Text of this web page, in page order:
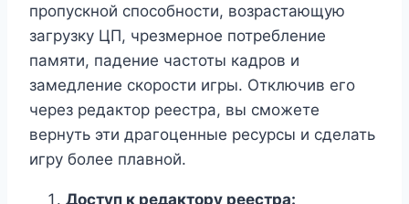
пропускной способности, возрастающую
загрузку ЦП, чрезмерное потребление
памяти, падение частоты кадров и
замедление скорости игры. Отключив его
через редактор реестра, вы сможете
вернуть эти драгоценные ресурсы и сделать
игру более плавной.
Доступ к редактору реестра: